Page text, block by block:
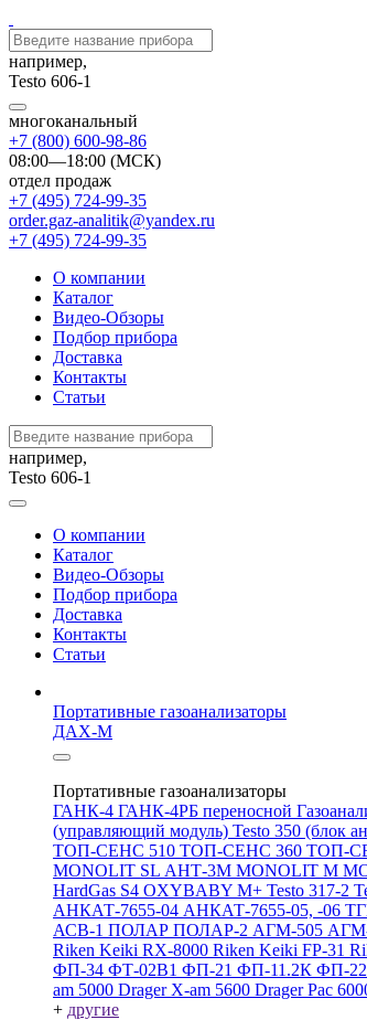
например,
Testo 606-1
многоканальный
+7 (800) 600-98-86
08:00—18:00 (МСК)
отдел продаж
+7 (495) 724-99-35
order.gaz-analitik@yandex.ru
+7 (495) 724-99-35
О компании
Каталог
Видео-Обзоры
Подбор прибора
Доставка
Контакты
Статьи
например,
Testo 606-1
О компании
Каталог
Видео-Обзоры
Подбор прибора
Доставка
Контакты
Статьи
Портативные газоанализаторы
ДАХ-М
Портативные газоанализаторы
ГАНК-4 ГАНК-4РБ переносной
(управляющий модуль) Testo 350 (блок
ТОП-СЕНС 510 ТОП-СЕНС 360 ТОП-
MONOLIT SL АНТ-3М MONOLIT M
HardGas S4 OXYBABY M+ Testo 317-2
АНКАТ-7655-04 АНКАТ-7655-05, -06
АСВ-1 ПОЛАР ПОЛАР-2 АГМ-505
Riken Keiki RX-8000 Riken Keiki FP-31
ФП-34 ФТ-02В1 ФП-21 ФП-11.2К ФП-22
am 5000 Drager X-am 5600 Drager Pac
+ другие